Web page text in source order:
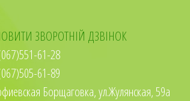
ЗВОРОТНІЙ ДЗВІНОК
61-28
61-89
Борщаговка, ул.Жулянская, 59а